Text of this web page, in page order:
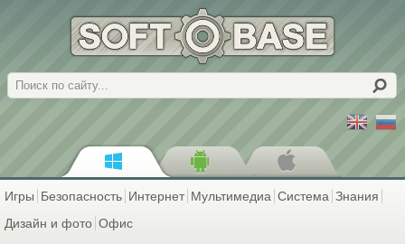
Поиск
Игры Безопасность Интернет Мультимедиа Система Знания
Дизайн и фото Офис